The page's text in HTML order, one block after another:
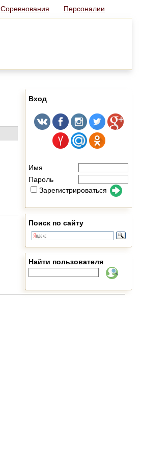
Соревнования Персоналии
Вход
Имя
Пароль
Зарегистрироваться
Поиск по сайту
Найти пользователя